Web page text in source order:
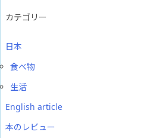
カテゴリー
日本
食べ物
生活
English article
本のレビュー